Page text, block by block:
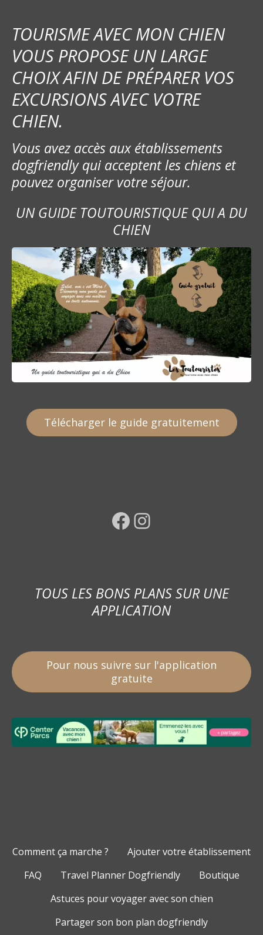
TOURISME AVEC MON CHIEN
VOUS PROPOSE UN LARGE
CHOIX AFIN DE PRÉPARER VOS
EXCURSIONS AVEC VOTRE
CHIEN.
Vous avez accès aux établissements
dogfriendly qui acceptent les chiens et
pouvez organiser votre séjour.
UN GUIDE TOUTOURISTIQUE QUI A DU
CHIEN
Télécharger le guide gratuitement
Facebook Instagram
TOUS LES BONS PLANS SUR UNE
APPLICATION
Pour nous suivre sur l'application
gratuite
Comment ça marche ?
Ajouter votre établissement
FAQ
Travel Planner Dogfriendly
Boutique
Astuces pour voyager avec son chien
Partager son bon plan dogfriendly